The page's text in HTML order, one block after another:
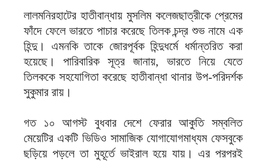
লালমনিরহাটের হাতীবান্ধায় মুসলিম কলেজছাত্রীকে প্রেমের
ফাঁদে ফেলে ভারতে পাচার করেছে তিলক চন্দ্র শুভ নামে এক
হিন্দু। এমনকি তাকে জোরপূর্বক হিন্দুধর্মে ধর্মান্তরিত করা
হয়েছে। পারিবারিক সূত্র জানায়, ভারতে নিয়ে যেতে
তিলককে সহযোগিতা করেছে হাতীবান্ধা থানার উপ-পরিদর্শক
সুকুমার রায়।
গত ১০ আগস্ট বুধবার দেশে ফেরার আকুতি সম্বলিত
মেয়েটির একটি ভিডিও সামাজিক যোগাযোগমাধ্যম ফেসবুকে
ছড়িয়ে পড়লে তা মুহূর্তে ভাইরাল হয়ে যায়। এর পরপরই